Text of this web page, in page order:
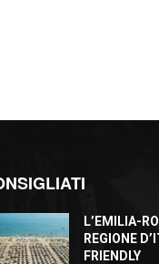
L’EMILIA-
REGIONE
FRIENDLY